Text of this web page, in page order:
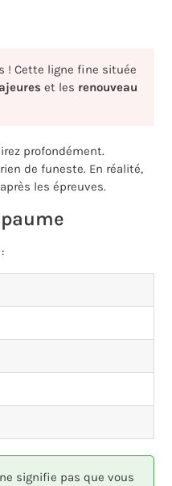
! Cette ligne fine située
et les renouveau
profondément.
de funeste. En réalité,
les épreuves.
signifie pas que vous